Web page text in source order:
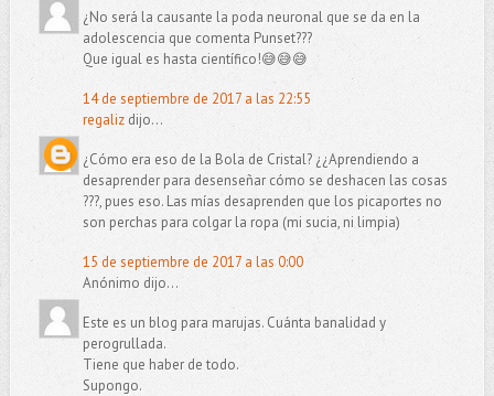
¿No será la causante la poda neuronal que se da en la
adolescencia que comenta Punset???
Que igual es hasta científico!😅😅😅
14 de septiembre de 2017 a las 22:55
regalizdijo...
¿Cómo era eso de la Bola de Cristal? ¿¿Aprendiendo a
desaprender para desenseñar cómo se deshacen las cosas
???, pues eso. Las mías desaprenden que los picaportes no
son perchas para colgar la ropa (mi sucia, ni limpia)
15 de septiembre de 2017 a las 0:00
Anónimo dijo...
Este es un blog para marujas. Cuánta banalidad y
perogrullada.
Tiene que haber de todo.
Supongo.